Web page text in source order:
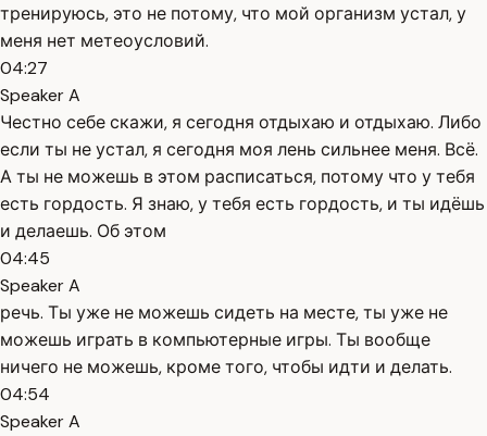
тренируюсь, это не потому, что мой организм устал, у
меня нет метеоусловий.
04:27
Speaker A
Честно себе скажи, я сегодня отдыхаю и отдыхаю. Либо
если ты не устал, я сегодня моя лень сильнее меня. Всё.
А ты не можешь в этом расписаться, потому что у тебя
есть гордость. Я знаю, у тебя есть гордость, и ты идёшь
и делаешь. Об этом
04:45
Speaker A
речь. Ты уже не можешь сидеть на месте, ты уже не
можешь играть в компьютерные игры. Ты вообще
ничего не можешь, кроме того, чтобы идти и делать.
04:54
Speaker A